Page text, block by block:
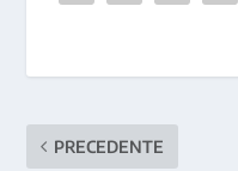
PRECEDENTE